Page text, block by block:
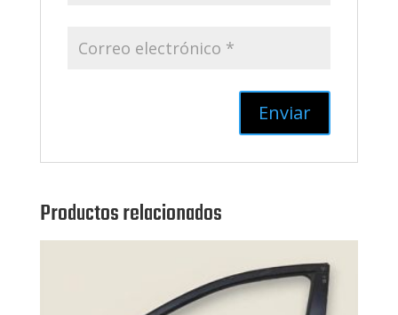
Productos relacionados